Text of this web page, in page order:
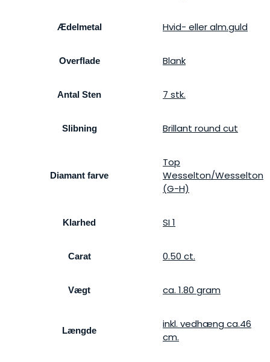
Ædelmetal Hvid- eller alm.guld
Overflade Blank
Antal Sten 7 stk.
Slibning Brillant round cut
Diamant farve
Top
Wesselton/Wesselton
(G-H)
Klarhed SI 1
Carat 0.50 ct.
Vægt ca. 1.80 gram
Længde
inkl. vedhæng ca.46
cm.